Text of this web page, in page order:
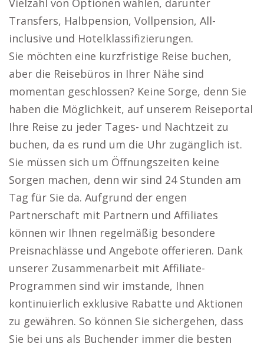
Vielzahl von Optionen wählen, darunter
Transfers, Halbpension, Vollpension, All-
inclusive und Hotelklassifizierungen.
Sie möchten eine kurzfristige Reise buchen,
aber die Reisebüros in Ihrer Nähe sind
momentan geschlossen? Keine Sorge, denn Sie
haben die Möglichkeit, auf unserem Reiseportal
Ihre Reise zu jeder Tages- und Nachtzeit zu
buchen, da es rund um die Uhr zugänglich ist.
Sie müssen sich um Öffnungszeiten keine
Sorgen machen, denn wir sind 24 Stunden am
Tag für Sie da. Aufgrund der engen
Partnerschaft mit Partnern und Affiliates
können wir Ihnen regelmäßig besondere
Preisnachlässe und Angebote offerieren. Dank
unserer Zusammenarbeit mit Affiliate-
Programmen sind wir imstande, Ihnen
kontinuierlich exklusive Rabatte und Aktionen
zu gewähren. So können Sie sichergehen, dass
Sie bei uns als Buchender immer die besten